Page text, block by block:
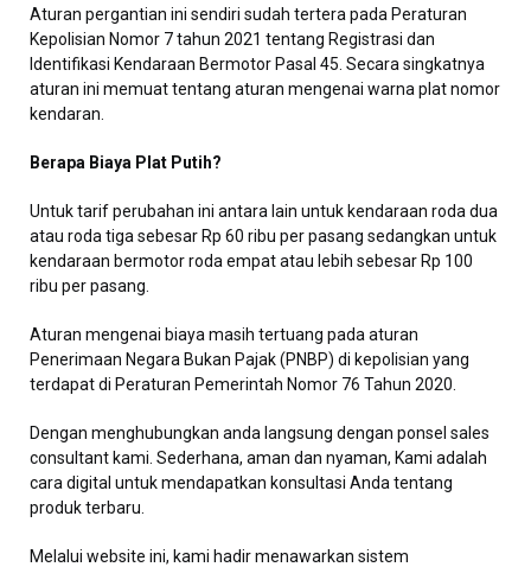
Aturan pergantian ini sendiri sudah tertera pada Peraturan
Kepolisian Nomor 7 tahun 2021 tentang Registrasi dan
Identifikasi Kendaraan Bermotor Pasal 45. Secara singkatnya
aturan ini memuat tentang aturan mengenai warna plat nomor
kendaran.
Berapa Biaya Plat Putih?
Untuk tarif perubahan ini antara lain untuk kendaraan roda dua
atau roda tiga sebesar Rp 60 ribu per pasang sedangkan untuk
kendaraan bermotor roda empat atau lebih sebesar Rp 100
ribu per pasang.
Aturan mengenai biaya masih tertuang pada aturan
Penerimaan Negara Bukan Pajak (PNBP) di kepolisian yang
terdapat di Peraturan Pemerintah Nomor 76 Tahun 2020.
Dengan menghubungkan anda langsung dengan ponsel sales
consultant kami. Sederhana, aman dan nyaman, Kami adalah
cara digital untuk mendapatkan konsultasi Anda tentang
produk terbaru.
Melalui website ini, kami hadir menawarkan sistem